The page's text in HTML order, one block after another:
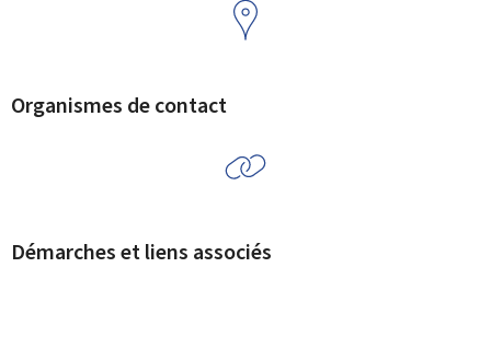
Organismes de contact
Démarches et liens associés